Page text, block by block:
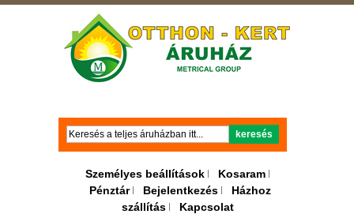
Keresés
keresés
Személyes beállítások
Kosaram
Pénztár
Bejelentkezés
Házhoz
szállítás
Kapcsolat